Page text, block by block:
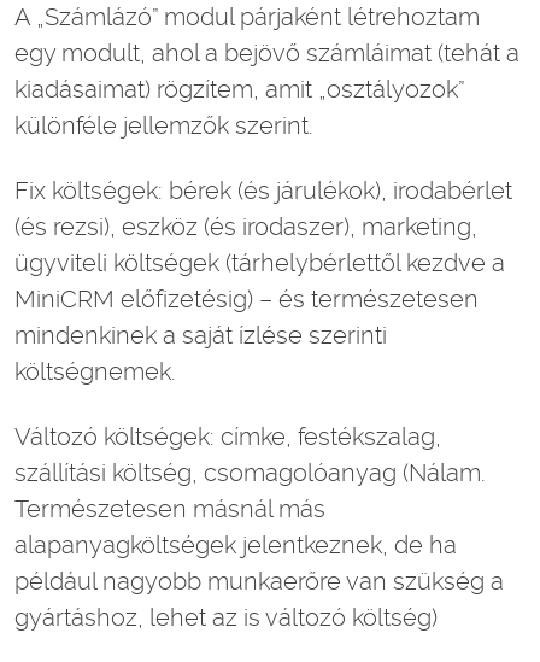
A „Számlázó” modul párjaként létrehoztam
egy modult, ahol a bejövő számláimat (tehát a
kiadásaimat) rögzítem, amit „osztályozok”
különféle jellemzők szerint.
Fix költségek: bérek (és járulékok), irodabérlet
(és rezsi), eszköz (és irodaszer), marketing,
ügyviteli költségek (tárhelybérlettől kezdve a
MiniCRM előfizetésig) – és természetesen
mindenkinek a saját ízlése szerinti
költségnemek.
Változó költségek: címke, festékszalag,
szállítási költség, csomagolóanyag (Nálam.
Természetesen másnál más
alapanyagköltségek jelentkeznek, de ha
például nagyobb munkaerőre van szükség a
gyártáshoz, lehet az is változó költség)